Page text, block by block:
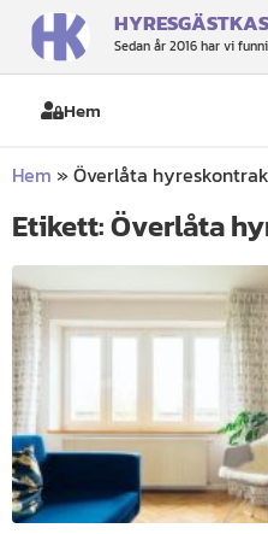
Sedan år 2016 har vi
Hem
Hem »Överlåta
Etikett: Överlåta